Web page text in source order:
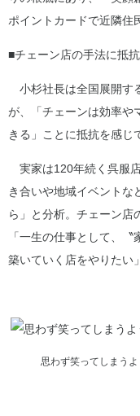
ポイントカードで近隣住
■チェーン店の手法に抵
小杉社長は全国展開す
が、「チェーンは効率や
きる」ことに抵抗を感じ
実家は120年続く呉服
き合いや地域イベントな
ら」と分析。チェーン店
「一生の仕事として、
築いていく店をやりたい
思わず笑ってしまう